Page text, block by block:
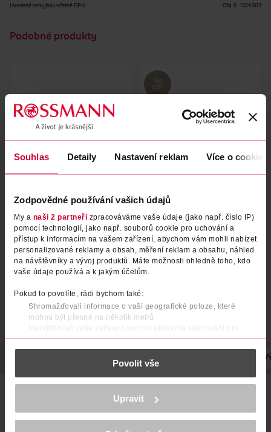
Souhlas Detaily Nastavení reklam Více o cookies
Zodpovědné používání vašich údajů
My a naši 2 partneři zpracováváme vaše údaje (jako např. číslo IP)
pomocí technologií, jako např. souborů cookie pro uchování a
přístup k informacím na vašem zařízení, abychom vám mohli nabízet
personalizované reklamy a obsah, měření reklam a obsahu, náhled
na návštěvníky a vývoj produktů. Máte možnosti ohledně toho, kdo
vaše údaje používá a k jakým účelům.
Pokud to povolíte, rádi bychom také:
Shromažďovali informace o vaší geografické poloze, které
mohou být přesné na několik metrů
Identifikovali vaše zařízení pomocí aktivního skenování pro
konkrétní charakteristiky (otisk prstu)
Zjistěte více o tom, jak zpracováváme vaše osobní údaje, a nastavte
části s podrobnostmi . Svůj souhlas můžete kdykoliv
K provozu stránek, personalizaci obsahu a reklam, funkcí sociálních
médií, analýze návštěvnosti, které mohou nést osobní údaje.
Více najdete vprohlášení o ochraně osobních údajů.
Povolit vše
Upravit
Uvedené ceny jsou včetně DPH
Obj. č.: 1324303
Podobné produkty
Stylingová hlína na vlasy
Barber Club
L'Oréal Men 75 ml
159 Kč
DO KOŠÍKU
Tvarovací hlína Phenomenal
Got2b 100 ml
179 Kč
DO KOŠÍKU
volbu pro muže, kteří chtějí účes s výraznou texturou,
obsahem keratinových výtažků podporuje zdravý vzhled
vlasů a zároveň jim dodává strukturu a pevnost bez